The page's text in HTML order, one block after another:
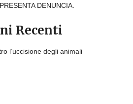
PRESENTA DENUNCIA.
Recenti
l’uccisione degli animali